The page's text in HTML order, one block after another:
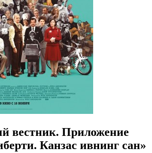
вестник. Приложение
Канзас ивнинг сан»